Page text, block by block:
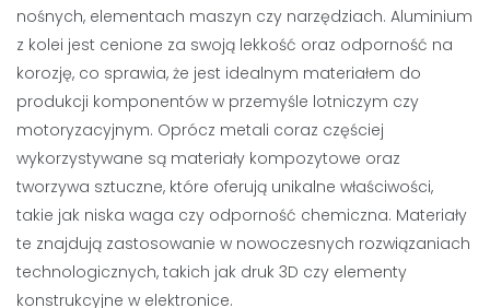
nośnych, elementach maszyn czy narzędziach. Aluminium
z kolei jest cenione za swoją lekkość oraz odporność na
korozję, co sprawia, że jest idealnym materiałem do
produkcji komponentów w przemyśle lotniczym czy
motoryzacyjnym. Oprócz metali coraz częściej
wykorzystywane są materiały kompozytowe oraz
tworzywa sztuczne, które oferują unikalne właściwości,
takie jak niska waga czy odporność chemiczna. Materiały
te znajdują zastosowanie w nowoczesnych rozwiązaniach
technologicznych, takich jak druk 3D czy elementy
konstrukcyjne w elektronice.